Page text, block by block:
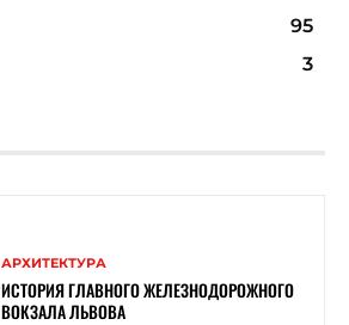
95
3
АРХИТЕКТУРА
ИСТОРИЯ ГЛАВНОГО ЖЕЛЕЗНОДОРОЖНОГО
ВОКЗАЛА ЛЬВОВА